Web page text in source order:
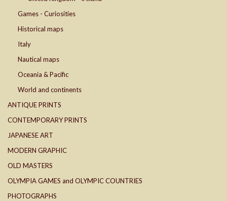
Games - Curiosities
Historical maps
Italy
Nautical maps
Oceania & Pacific
World and continents
ANTIQUE PRINTS
CONTEMPORARY PRINTS
JAPANESE ART
MODERN GRAPHIC
OLD MASTERS
OLYMPIA GAMES and OLYMPIC COUNTRIES
PHOTOGRAPHS